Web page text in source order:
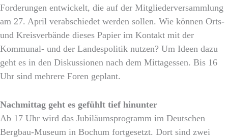
Forderungen entwickelt, die auf der Mitgliederversammlung
am 27. April verabschiedet werden sollen. Wie können Orts-
und Kreisverbände dieses Papier im Kontakt mit der
Kommunal- und der Landespolitik nutzen? Um Ideen dazu
geht es in den Diskussionen nach dem Mittagessen. Bis 16
Uhr sind mehrere Foren geplant.
Nachmittag geht es gefühlt tief hinunter
Ab 17 Uhr wird das Jubiläumsprogramm im Deutschen
Bergbau-Museum in Bochum fortgesetzt. Dort sind zwei